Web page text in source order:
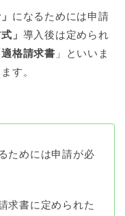
になるためには申請
」 導入後は定められ
適格請求書 」といいま
す。
ためには申請が必
求書に定められた